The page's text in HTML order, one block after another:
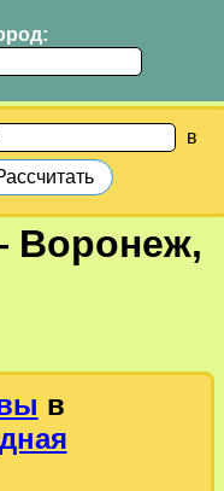
в
Воронеж,
в